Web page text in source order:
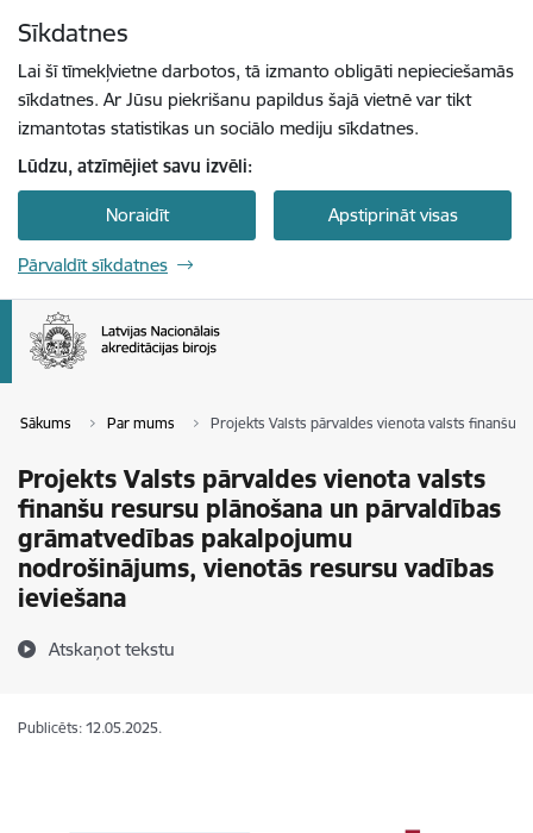
Sīkdatnes
Lai šī tīmekļvietne darbotos, tā izmanto obligāti nepieciešamās
sīkdatnes. Ar Jūsu piekrišanu papildus šajā vietnē var tikt
izmantotas statistikas un sociālo mediju sīkdatnes.
Lūdzu, atzīmējiet savu izvēli:
Noraidīt Apstiprināt visas
Pārvaldīt sīkdatnes
Sākums Par mums Projekts Valsts pārvaldes vienota valsts finanšu
Projekts Valsts pārvaldes vienota valsts
finanšu resursu plānošana un pārvaldības
grāmatvedības pakalpojumu
nodrošinājums, vienotās resursu vadības
ieviešana
Atskaņot tekstu
Publicēts: 12.05.2025.